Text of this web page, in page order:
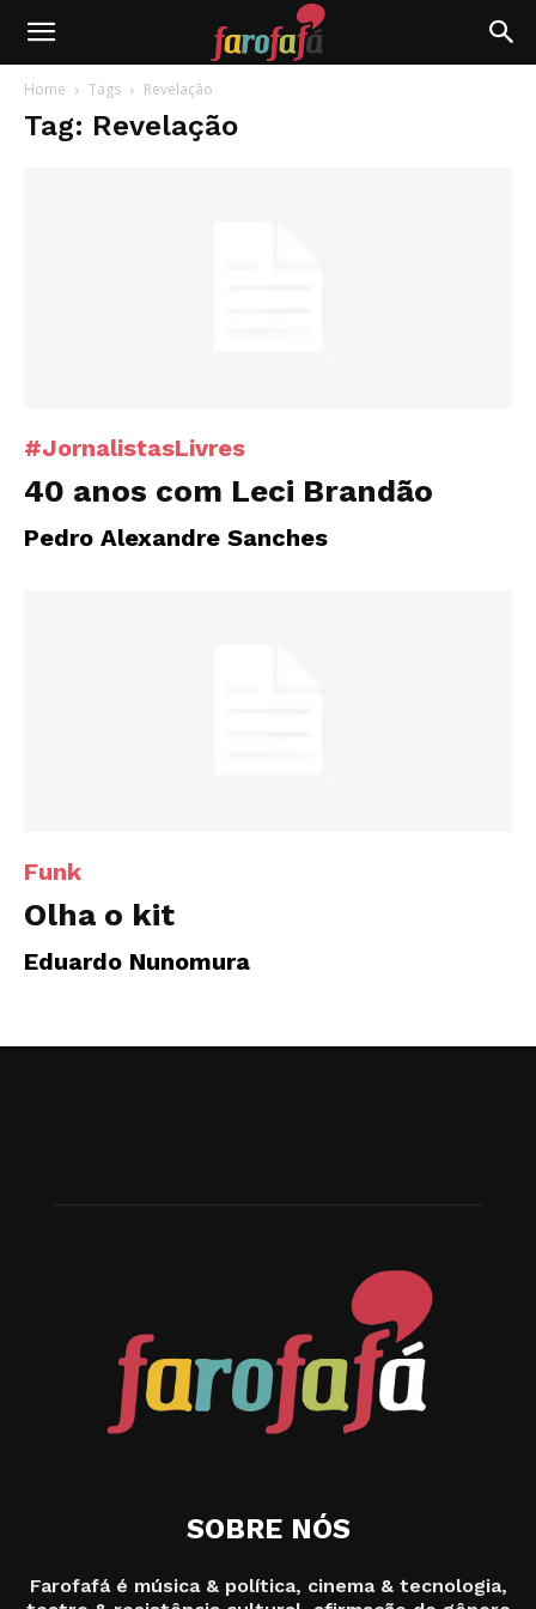
Farofafá
Home Tags Revelação
Tag: Revelação
#JornalistasLivres
40 anos com Leci Brandão
Pedro Alexandre Sanches
Funk
Olha o kit
Eduardo Nunomura
SOBRE NÓS
Farofafá é música & política, cinema & tecnologia,